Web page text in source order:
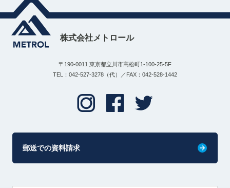
株式会社メトロール
〒190-0011 東京都立川市高松町1-100-25-5F
TEL：042-527-3278（代）／FAX：042-528-1442
郵送での資料請求